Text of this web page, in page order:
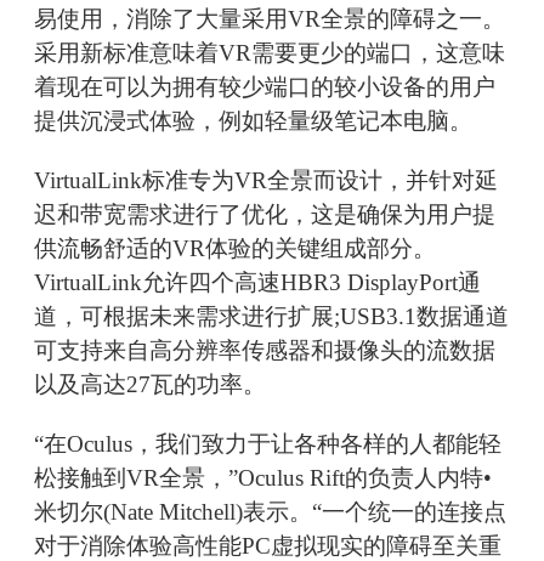
易使用，消除了大量采用VR全景的障碍之一。
采用新标准意味着VR需要更少的端口，这意味
着现在可以为拥有较少端口的较小设备的用户
提供沉浸式体验，例如轻量级笔记本电脑。
VirtualLink标准专为VR全景而设计，并针对延
迟和带宽需求进行了优化，这是确保为用户提
供流畅舒适的VR体验的关键组成部分。
VirtualLink允许四个高速HBR3 DisplayPort通
道，可根据未来需求进行扩展;USB3.1数据通道
可支持来自高分辨率传感器和摄像头的流数据
以及高达27瓦的功率。
“在Oculus，我们致力于让各种各样的人都能轻
松接触到VR全景，”Oculus Rift的负责人内特•
米切尔(Nate Mitchell)表示。“一个统一的连接点
对于消除体验高性能PC虚拟现实的障碍至关重